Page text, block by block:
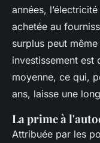
années,
achetée au
surplus peut
investissement est
moyenne, ce qui,
ans, laisse une
La prime à
Attribuée par les